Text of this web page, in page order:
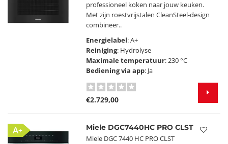
professioneel koken naar jouw keuken.
Met zijn roestvrijstalen CleanSteel-design
combineer..
Energielabel: A+
Reiniging: Hydrolyse
Maximale temperatuur: 230 °C
Bediening via app: Ja
€2.729,00
A+ Miele DGC7440HC PRO CLST
Miele DGC 7440 HC PRO CLST